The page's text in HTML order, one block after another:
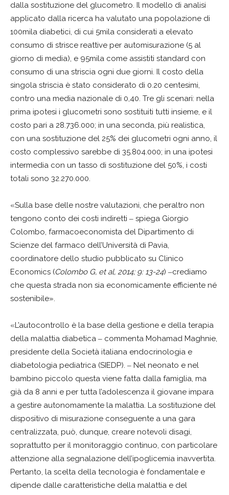
dalla sostituzione del glucometro. Il modello di analisi
applicato dalla ricerca ha valutato una popolazione di
100mila diabetici, di cui 5mila considerati a elevato
consumo di strisce reattive per automisurazione (5 al
giorno di media), e 95mila come assistiti standard con
consumo di una striscia ogni due giorni. Il costo della
singola striscia è stato considerato di 0.20 centesimi,
contro una media nazionale di 0,40. Tre gli scenari: nella
prima ipotesi i glucometri sono sostituiti tutti insieme, e il
costo pari a 28.736.000; in una seconda, più realistica,
con una sostituzione del 25% dei glucometri ogni anno, il
costo complessivo sarebbe di 35.804.000; in una ipotesi
intermedia con un tasso di sostituzione del 50%, i costi
totali sono 32.270.000.
«Sulla base delle nostre valutazioni, che peraltro non
tengono conto dei costi indiretti ‒ spiega Giorgio
Colombo, farmacoeconomista del Dipartimento di
Scienze del farmaco dell’Università di Pavia,
coordinatore dello studio pubblicato su Clinico
Economics (Colombo G, et al, 2014; 9: 13-24) ‒crediamo
che questa strada non sia economicamente efficiente né
sostenibile».
«L’autocontrollo è la base della gestione e della terapia
della malattia diabetica ‒ commenta Mohamad Maghnie,
presidente della Società italiana endocrinologia e
diabetologia pediatrica (SIEDP). ‒ Nel neonato e nel
bambino piccolo questa viene fatta dalla famiglia, ma
già da 8 anni e per tutta l’adolescenza il giovane impara
a gestire autonomamente la malattia. La sostituzione del
dispositivo di misurazione conseguente a una gara
centralizzata, può, dunque, creare notevoli disagi,
soprattutto per il monitoraggio continuo, con particolare
attenzione alla segnalazione dell’ipoglicemia inavvertita.
Pertanto, la scelta della tecnologia è fondamentale e
dipende dalle caratteristiche della malattia e del